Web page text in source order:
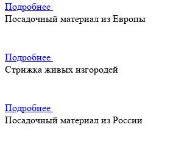
Подробнее
Посадочный материал из Европы
Подробнее
Стрижка живых изгородей
Подробнее
Посадочный материал из России